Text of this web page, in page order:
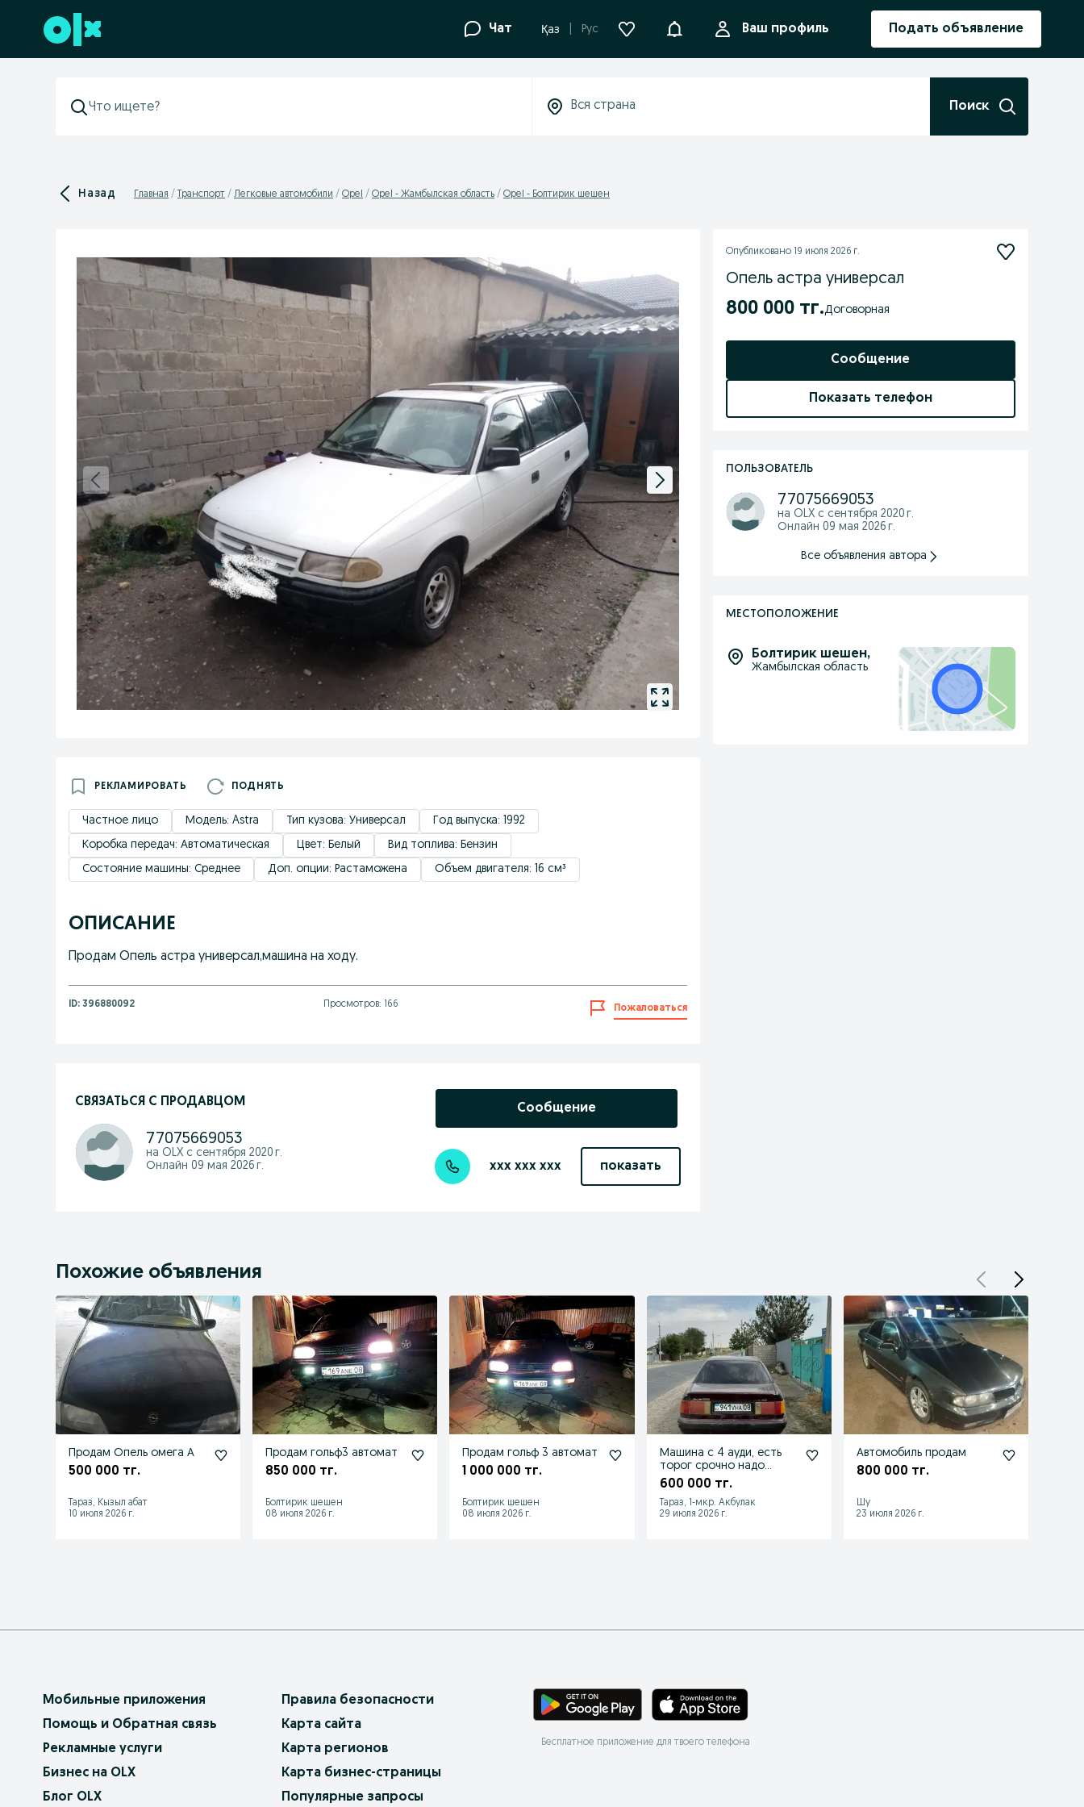
Перейти к нижнему колонтитулу Чат Қаз Рус УведомленияВаш профиль Подать объявление
Поиск
Назад Главная Транспорт Легковые автомобили Opel Opel - Жамбылская область Opel - Болтирик шешен
РЕКЛАМИРОВАТЬ ПОДНЯТЬ
Частное лицо Модель: Astra Тип кузова: Универсал
Год выпуска: 1992
Коробка передач: Автоматическая
Цвет: Белый
Вид топлива: Бензин
Состояние машины: Среднее
Доп. опции: Растаможена Объем двигателя: 16 см³
ОПИСАНИЕ
Продам Опель астра универсал,машина на ходу.
ID: 396880092 Просмотров: 166 Пожаловаться
СВЯЗАТЬСЯ С ПРОДАВЦОМ
77075669053
на OLX с сентября 2020 г.
Онлайн 09 мая 2026 г.
Сообщение
xxx xxx xxx показать
Опубликовано 19 июля 2026 г.
Опель астра универсал
800 000 тг. Договорная
Сообщение
Показать телефон
ПОЛЬЗОВАТЕЛЬ
77075669053
на OLX с сентября 2020 г.
Онлайн 09 мая 2026 г.
Все объявления автора
МЕСТОПОЛОЖЕНИЕ
Болтирик шешен,
Жамбылская область
Похожие объявления
Продам Опель омега А
500 000 тг.
Тараз, Кызыл абат
10 июля 2026 г.
Продам гольф3 автомат
850 000 тг.
Болтирик шешен
08 июля 2026 г.
Продам гольф 3 автомат
1 000 000 тг.
Болтирик шешен
08 июля 2026 г.
Машина с 4 ауди, есть
торог срочно надо
деньги
600 000 тг.
Тараз, 1-мкр. Акбулак
29 июля 2026 г.
Автомобиль продам
800 000 тг.
Шу
23 июля 2026 г.
Мобильные приложения
Помощь и Обратная связь
Рекламные услуги
Бизнес на OLX
Блог OLX
Правила безопасности
Карта сайта
Карта регионов
Карта бизнес-страницы
Популярные запросы
Бесплатное приложение для твоего телефона